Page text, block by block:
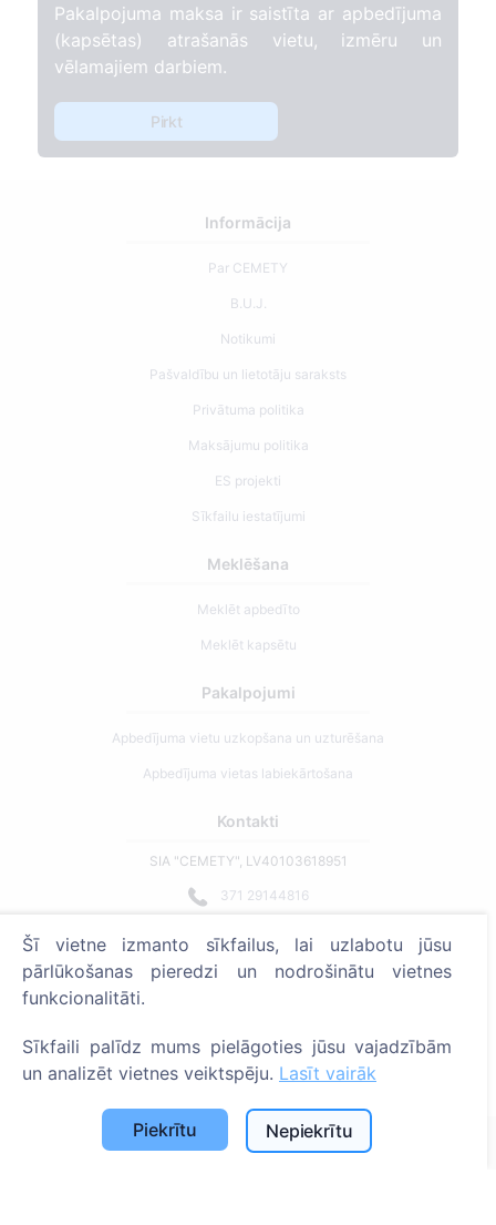
Pakalpojuma maksa ir saistīta ar apbedījuma
(kapsētas) atrašanās vietu, izmēru un
vēlamajiem darbiem.
Pirkt
Informācija
Par CEMETY
B.U.J.
Notikumi
Pašvaldību un lietotāju saraksts
Privātuma politika
Maksājumu politika
ES projekti
Sīkfailu iestatījumi
Meklēšana
Meklēt apbedīto
Meklēt kapsētu
Pakalpojumi
Apbedījuma vietu uzkopšana un uzturēšana
Apbedījuma vietas labiekārtošana
Kontakti
SIA "CEMETY", LV40103618951
371 29144816
Strādājam visā Latvijā!
Administratoriem
© 2013 - 2026 Cemety Visas tiesības aizsargātas
Privātuma politika un noteikumi.
Šī vietne izmanto sīkfailus, lai uzlabotu jūsu
pārlūkošanas pieredzi un nodrošinātu vietnes
funkcionalitāti.
Sīkfaili palīdz mums pielāgoties jūsu vajadzībām
un analizēt vietnes veiktspēju. Lasīt vairāk
Piekrītu Nepiekrītu